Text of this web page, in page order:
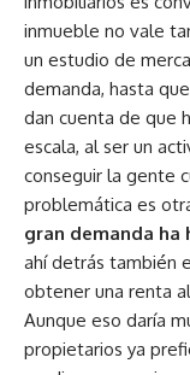
inmueble no vale
un estudio de
demanda, hasta
dan cuenta de que
escala, al ser un
conseguir la gente
problemática es
gran demanda ha
ahí detrás también
obtener una renta
Aunque eso daría
propietarios ya